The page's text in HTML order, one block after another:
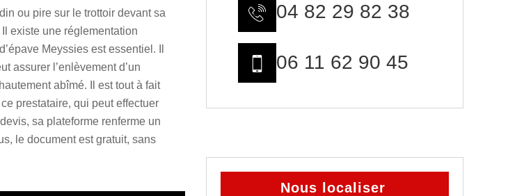
ou pire sur le trottoir devant sa
existe une réglementation
Meyssies est essentiel. Il
assurer l’enlèvement d’un
abîmé. Il est tout à fait
prestataire, qui peut effectuer
sa plateforme renferme un
le document est gratuit, sans
04 82 29 82 38
06 11 62 90 45
Nous localiser